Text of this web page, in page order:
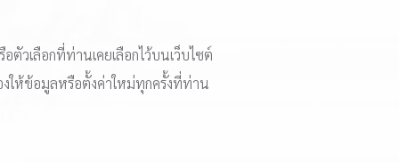
วเลือกที่ท่านเคยเลือกไว้บนเว็บไซต์
ให้ข้อมูลหรือตั้งค่าใหม่ทุกครั้งที่ท่าน